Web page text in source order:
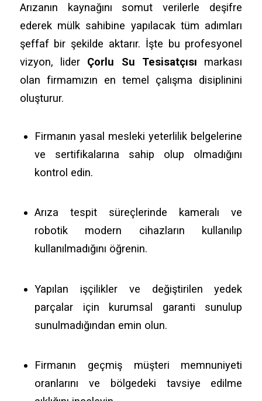
Arızanın kaynağını somut verilerle deşifre
ederek mülk sahibine yapılacak tüm adımları
şeffaf bir şekilde aktarır. İşte bu profesyonel
vizyon, lider Çorlu Su Tesisatçısı markası
olan firmamızın en temel çalışma disiplinini
oluşturur.
Firmanın yasal mesleki yeterlilik belgelerine
ve sertifikalarına sahip olup olmadığını
kontrol edin.
Arıza tespit süreçlerinde kameralı ve
robotik modern cihazların kullanılıp
kullanılmadığını öğrenin.
Yapılan işçilikler ve değiştirilen yedek
parçalar için kurumsal garanti sunulup
sunulmadığından emin olun.
Firmanın geçmiş müşteri memnuniyeti
oranlarını ve bölgedeki tavsiye edilme